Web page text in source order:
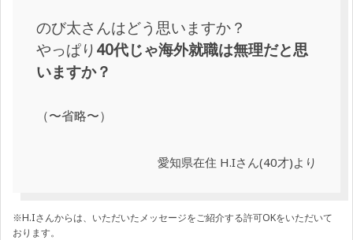
のび太さんはどう思いますか？
やっぱり40代じゃ海外就職は無理だと思
いますか？
（〜省略〜）
愛知県在住 H.Iさん(40才)より
※H.Iさんからは、いただいたメッセージをご紹介する許可OKをいただいて
おります。